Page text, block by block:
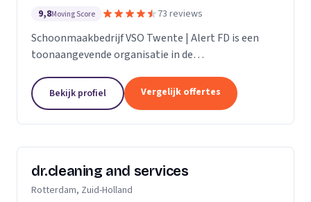
9,8Moving Score 73 reviews
Schoonmaakbedrijf VSO Twente | Alert FD is een
toonaangevende organisatie in de
technieken en moderne machines, onderscheiden
we ons door het leveren van...
Bekijk profiel Vergelijk offertes
dr.cleaning and services
Rotterdam, Zuid-Holland